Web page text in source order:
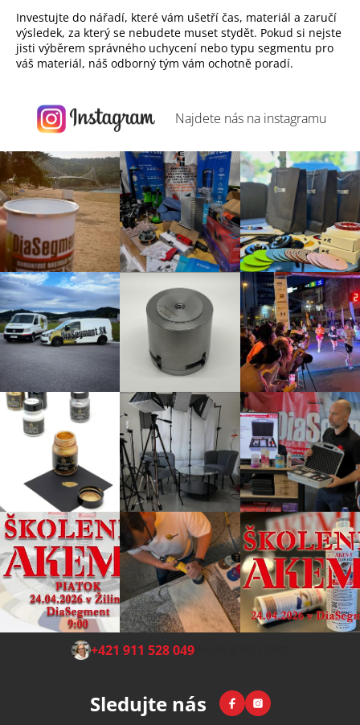
Investujte do nářadí, které vám ušetří čas, materiál a zaručí
výsledek, za který se nebudete muset stydět. Pokud si nejste
jisti výběrem správného uchycení nebo typu segmentu pro
váš materiál, náš odborný tým vám ochotně poradí.
Najdete nás na instagramu
Z +421 911 528 049(Po-Pá 8:00-15:00)
Sledujte nás FacebookInstagram